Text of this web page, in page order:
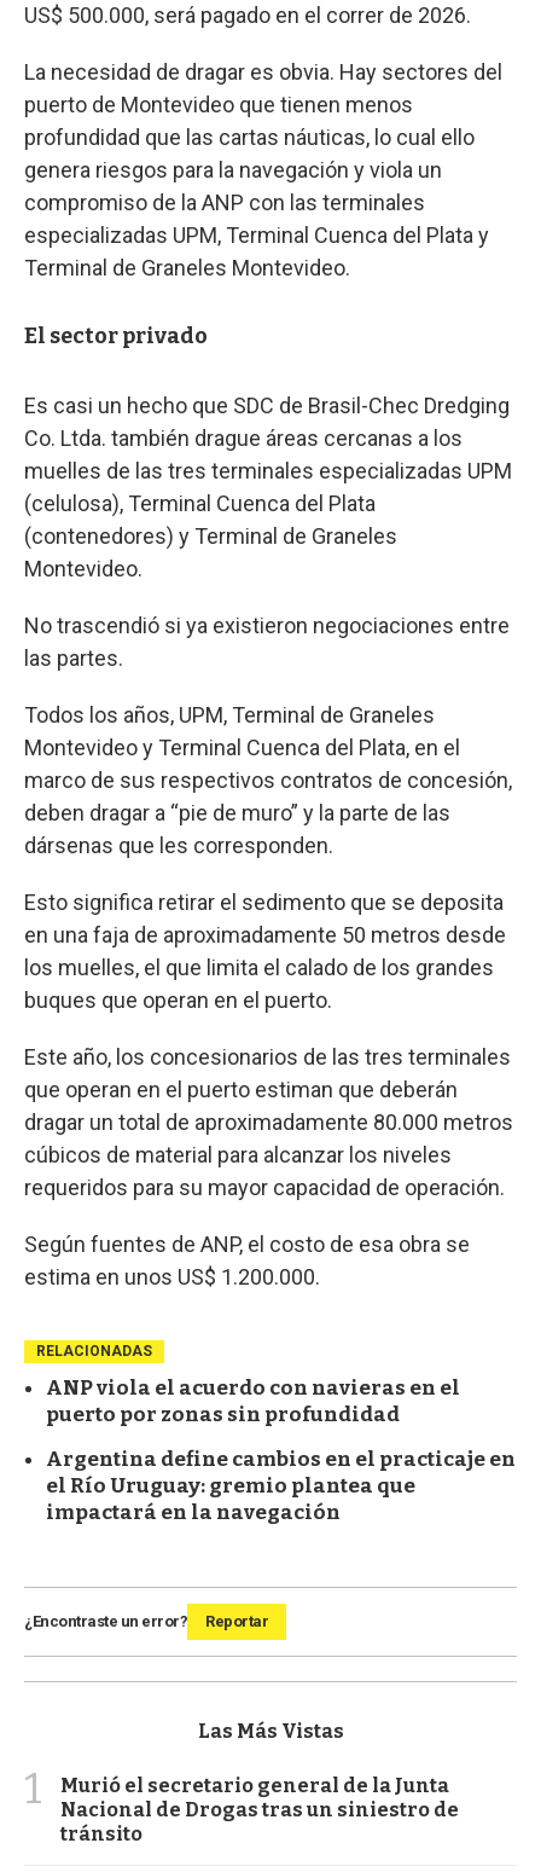
US$ 500.000, será pagado en el correr de 2026.
La necesidad de dragar es obvia. Hay sectores del
puerto de Montevideo que tienen menos
profundidad que las cartas náuticas, lo cual ello
genera riesgos para la navegación y viola un
compromiso de la ANP con las terminales
especializadas UPM, Terminal Cuenca del Plata y
Terminal de Graneles Montevideo.
El sector privado
Es casi un hecho que SDC de Brasil-Chec Dredging
Co. Ltda. también drague áreas cercanas a los
muelles de las tres terminales especializadas UPM
(celulosa), Terminal Cuenca del Plata
(contenedores) y Terminal de Graneles
Montevideo.
No trascendió si ya existieron negociaciones entre
las partes.
Todos los años, UPM, Terminal de Graneles
Montevideo y Terminal Cuenca del Plata, en el
marco de sus respectivos contratos de concesión,
deben dragar a “pie de muro” y la parte de las
dársenas que les corresponden.
Esto significa retirar el sedimento que se deposita
en una faja de aproximadamente 50 metros desde
los muelles, el que limita el calado de los grandes
buques que operan en el puerto.
Este año, los concesionarios de las tres terminales
que operan en el puerto estiman que deberán
dragar un total de aproximadamente 80.000 metros
cúbicos de material para alcanzar los niveles
requeridos para su mayor capacidad de operación.
Según fuentes de ANP, el costo de esa obra se
estima en unos US$ 1.200.000.
RELACIONADAS
ANP viola el acuerdo con navieras en el
puerto por zonas sin profundidad
Argentina define cambios en el practicaje en
el Río Uruguay: gremio plantea que
impactará en la navegación
¿Encontraste un error? Reportar
Las Más Vistas
1
Murió el secretario general de la Junta
Nacional de Drogas tras un siniestro de
tránsito